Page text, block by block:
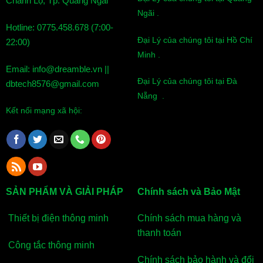
– Nguồn điện: Pin AAA x2 – 3V
– Kết nối: Wifi 2.4Hz
– Dải đo nhiệt độ -10 ~ 60 độ ( Sai số 1%)
– Dải đo độ ẩm 20% ~ 98% ( Sai số 3% )
Hotline: 0775.458.678 (7:00-
22:00)
Email: info@dreamble.vn ||
dbtech8576@gmail.com
Kết nối mạng xã hội:
Ngãi .
Đại Lý của chúng tôi tại Hồ Chí
Minh .
Đại Lý của chúng tôi tại Đà
Nẵng .
SẢN PHẨM VÀ GIẢI PHÁP
Thiết bị điện thông minh
Công tắc thông minh
Chính sách và Bảo Mật
Chính sách mua hàng và
thanh toán
Chính sách bảo hành và đổi